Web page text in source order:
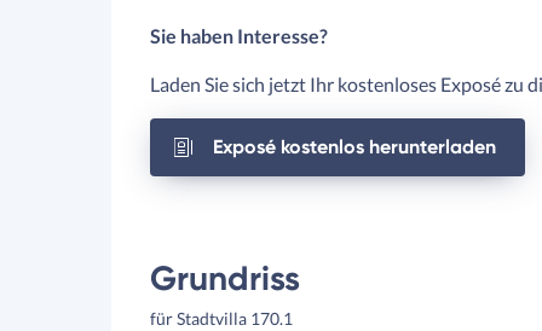
Sie haben Interesse?
Laden Sie sich jetzt Ihr kostenloses Exposé zu
Exposé kostenlos herunterladen
Grundriss
für Stadtvilla 170.1